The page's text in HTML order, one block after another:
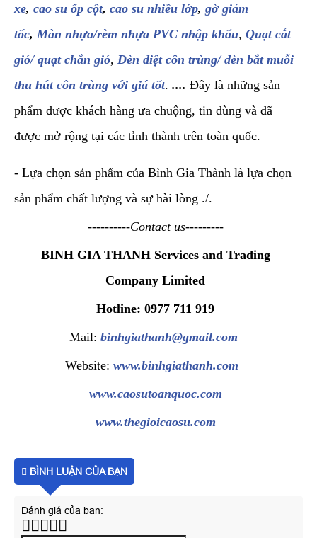
xe, cao su ốp cột, cao su nhiều lớp, gờ giảm
tốc, Màn nhựa/rèm nhựa PVC nhập khẩu, Quạt cắt
gió/ quạt chắn gió, Đèn diệt côn trùng/ đèn bắt muỗi
thu hút côn trùng với giá tốt. .... Đây là những sản
phẩm được khách hàng ưa chuộng, tin dùng và đã
được mở rộng tại các tỉnh thành trên toàn quốc.
- Lựa chọn sản phẩm của Bình Gia Thành là lựa chọn
sản phẩm chất lượng và sự hài lòng ./.
----------Contact us---------
BINH GIA THANH Services and Trading
Company Limited
Hotline: 0977 711 919
Mail:binhgiathanh@gmail.com
Website:www.binhgiathanh.com
www.caosutoanquoc.com
www.thegioicaosu.com
BÌNH LUẬN CỦA BẠN
Đánh giá của bạn: